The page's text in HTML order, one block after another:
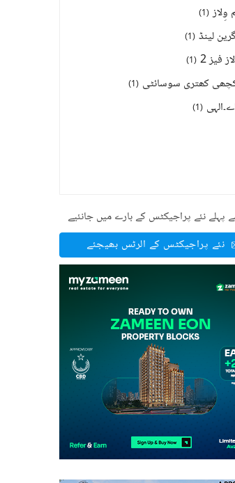
(
1
)
لینڈ (
1
)
فیز 2 (
1
)
کھتری سوسائٹی (
1
)
(
1
)
نئے پراجیکٹس کے بارے میں جانئیے
نئے پراجیکٹس کے الرٹس بھیجئے